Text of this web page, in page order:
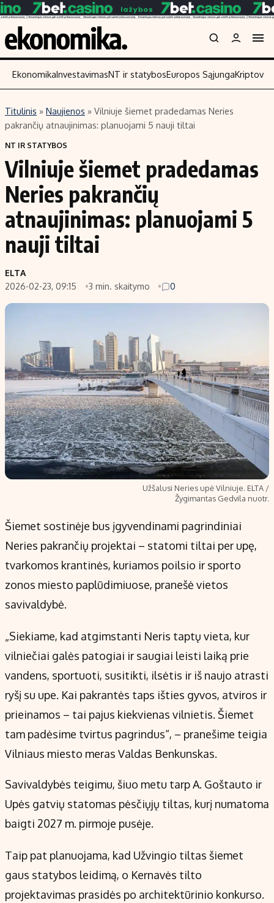
Turinys
Naujienos
Aplinka
Energetika
Ekonomika
Politika
NT ir statybos
Skaitykite
Įmonės
Žemės ūkis
Technologijos
Laisvalaikis
Akcijų rinka
Saulės elektrinės
Kriptovaliutos
Infliacija
Migracija
Indėliai
Indėlių skaičiuoklė
Būsto finansai
Įdomios naujienos
Redakcija
Apie mus
Turinio žymėjimo taisyklės
Kontaktai
Regionų naujienos
Indėlių palūkanos
EkonomikaInvestavimasNT ir statybosEuropos Sąjunga
Titulinis » Naujienos » Vilniuje šiemet pradedamas Neries
pakrančių atnaujinimas: planuojami 5 nauji tiltai
NT IR STATYBOS
Vilniuje šiemet pradedamas
Neries pakrančių
atnaujinimas: planuojami 5
nauji tiltai
ELTA
2026-02-23, 09:15
3 min. skaitymo 0
Užšalusi Neries upė Vilniuje. ELTA /
Žygimantas Gedvila nuotr.
Šiemet sostinėje bus įgyvendinami pagrindiniai
Neries pakrančių projektai – statomi tiltai per upę,
tvarkomos krantinės, kuriamos poilsio ir sporto
zonos miesto paplūdimiuose, pranešė vietos
savivaldybė.
„Siekiame, kad atgimstanti Neris taptų vieta, kur
vilniečiai galės patogiai ir saugiai leisti laiką prie
vandens, sportuoti, susitikti, ilsėtis ir iš naujo atrasti
ryšį su upe. Kai pakrantės taps išties gyvos, atviros ir
prieinamos – tai pajus kiekvienas vilnietis. Šiemet
tam padėsime tvirtus pagrindus“, – pranešime teigia
Vilniaus miesto meras Valdas Benkunskas.
Savivaldybės teigimu, šiuo metu tarp A. Goštauto ir
Upės gatvių statomas pėsčiųjų tiltas, kurį numatoma
baigti 2027 m. pirmoje pusėje.
Taip pat planuojama, kad Užvingio tiltas šiemet
gaus statybos leidimą, o Kernavės tilto
projektavimas prasidės po architektūrinio konkurso.